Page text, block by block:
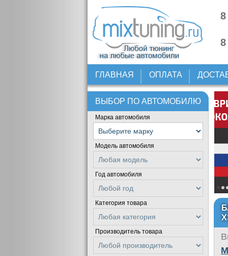
ГЛАВНАЯ ОПЛАТА
ВЫБОР ПО АВТОМОБИЛЮ
Марка автомобиля
Модель автомобиля
Год автомобиля
Категория товара
Производитель товара